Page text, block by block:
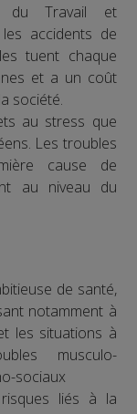
du Travail et
accidents de
tuent chaque
et a un coût
société.
au stress que
Les troubles
cause de
au niveau du
de santé,
notamment à
les situations à
musculo-
sociaux
liés à la